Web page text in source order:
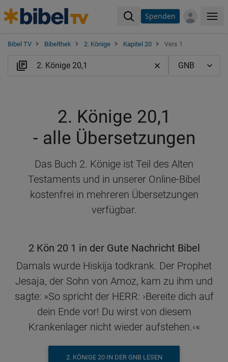
Spenden
Bibel TV Bibelthek 2. Könige Kapitel 20 Vers 1
2. Könige 20,1
- alle Übersetzungen
Das Buch 2. Könige ist Teil des Alten
Testaments und in unserer Online-Bibel
kostenfrei in mehreren Übersetzungen
verfügbar.
2 Kön 20 1 in der Gute Nachricht Bibel
Damals wurde Hiskija todkrank. Der Prophet
Jesaja, der Sohn von Amoz, kam zu ihm und
sagte: »So spricht der HERR: ›Bereite dich auf
dein Ende vor! Du wirst von diesem
Krankenlager nicht wieder aufstehen.‹«
2. KÖNIGE 20 IN DER GNB LESEN